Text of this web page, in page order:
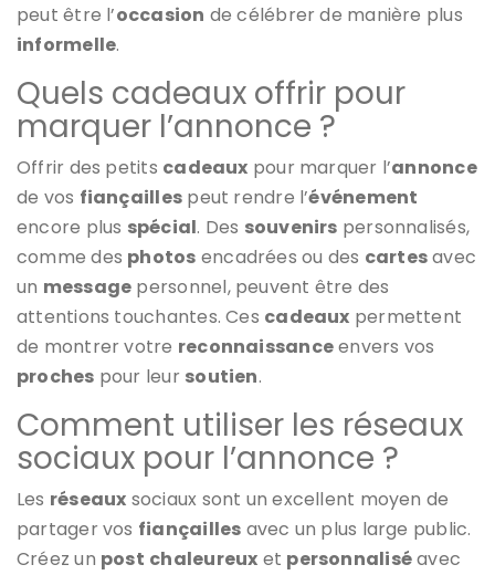
peut être l’occasion de célébrer de manière plus
informelle.
Quels cadeaux offrir pour
marquer l’annonce ?
Offrir des petits cadeaux pour marquer l’annonce
de vos fiançailles peut rendre l’événement
encore plus spécial. Des souvenirs personnalisés,
comme des photos encadrées ou des cartesavec
un message personnel, peuvent être des
attentions touchantes. Ces cadeaux permettent
de montrer votre reconnaissanceenvers vos
proches pour leur soutien.
Comment utiliser les réseaux
sociaux pour l’annonce ?
Les réseaux sociaux sont un excellent moyen de
partager vos fiançailles avec un plus large public.
Créez un post chaleureux et personnaliséavec